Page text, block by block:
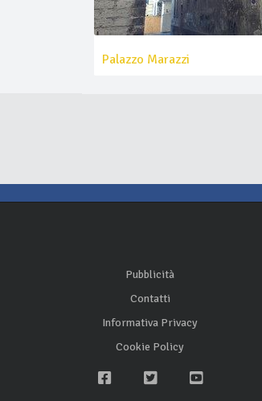
Palazzo Marazzi
Pubblicità
Contatti
Informativa Privacy
Cookie Policy